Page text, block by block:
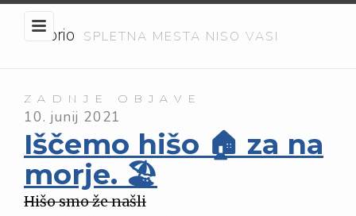
Embrio SPLETNA MESTA NISO VASI
ZADNJE OBJAVE
10. junij 2021
Iščemo hišo 🏠 za na
morje. 🏖️
Hišo smo že našli